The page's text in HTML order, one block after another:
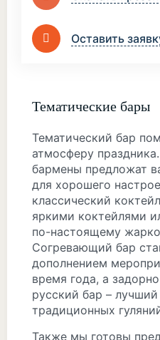
Оставить
Тематические бары
Тематический бар
атмосферу
бармены предложат
для хорошего
классический
яркими коктейлями
по-настоящему
Согревающий бар
дополнением
время года, а
русский бар –
традиционных
Также мы готовы